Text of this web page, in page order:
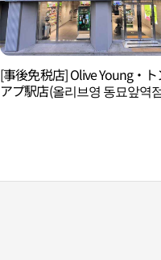
[事後免税店] Olive Young・ト
アプ駅店(올리브영 동묘앞역